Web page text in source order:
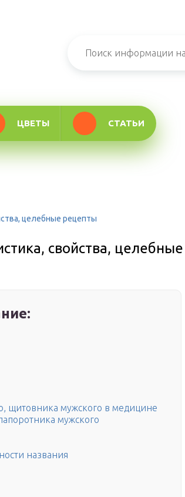
ЦВЕТЫ СТАТЬИ
целебные рецепты
свойства, целебные
щитовника мужского в медицине
мужского
названия